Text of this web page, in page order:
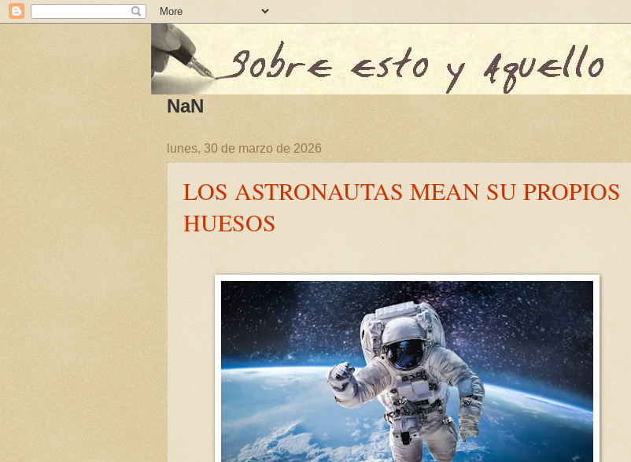
NaN
lunes, 30 de marzo de 2026
LOS ASTRONAUTAS MEAN SU PROPIOS
HUESOS